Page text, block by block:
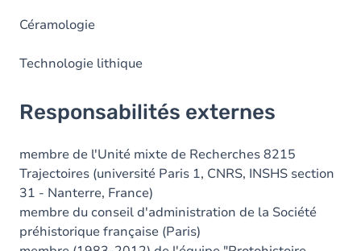
Céramologie
Technologie lithique
Responsabilités externes
membre de l'Unité mixte de Recherches 8215
Trajectoires (université Paris 1, CNRS, INSHS section
31 - Nanterre, France)
membre du conseil d'administration de la Société
préhistorique française (Paris)